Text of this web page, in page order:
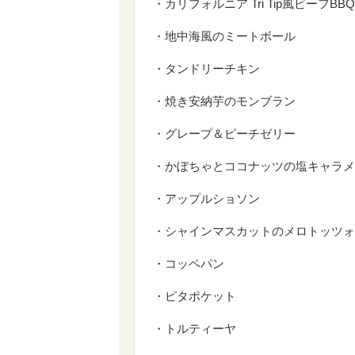
・カリフォルニア Tri Tip風ビーフBBQ
・地中海風のミートボール
・タンドリーチキン
・焼き安納芋のモンブラン
・グレープ＆ピーチゼリー
・かぼちゃとココナッツの塩キャラ
・アップルショソン
・シャインマスカットのメロトッツォ
・コッペパン
・ピタポケット
・トルティーヤ